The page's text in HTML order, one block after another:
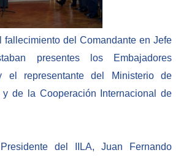
fallecimiento del Comandante en Jefe
presentes los Embajadores
el representante del Ministerio de
y de la Cooperación Internacional de
del IILA, Juan Fernando